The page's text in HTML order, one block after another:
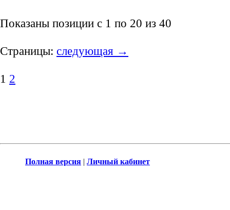
Показаны позиции с 1 по 20 из 40
Страницы: следующая →
1 2
Полная версия | Личный кабинет